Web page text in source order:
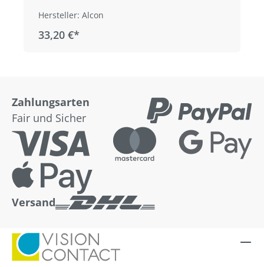
Hersteller: Alcon
33,20 €*
Zahlungsarten
Fair und Sicher
Versand